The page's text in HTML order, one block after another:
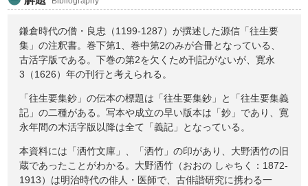
鎌倉時代の僧・良忠（1199-1287）が撰述した源信「往生要
集」の注釈書。巻下第1、巻中第2のみが合冊となっている、
古活字版である。下巻の第2を欠くため刊記がないが、寛永
3（1626）年の刊行と考えられる。
「往生要集鈔」の伝本の標題は「往生要集鈔」と「往生要集義
記」の二種がある。写本や成立の早い版本は「鈔」であり、寛
永年間の木活字版以降は全て「義記」となっている。
本資料には「洒竹文庫」、「洒竹」の印があり、大野洒竹の旧
蔵であったことがわかる。大野洒竹（おおの しゃちく：1872-
1913）は明治時代の俳人・医師で、古俳諧研究に携わる一